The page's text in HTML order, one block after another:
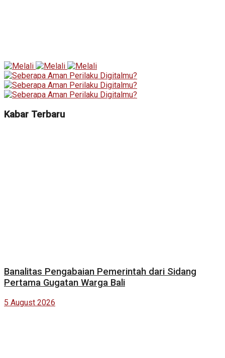
Kabar Terbaru
Banalitas Pengabaian Pemerintah dari Sidang
Pertama Gugatan Warga Bali
5 August 2026